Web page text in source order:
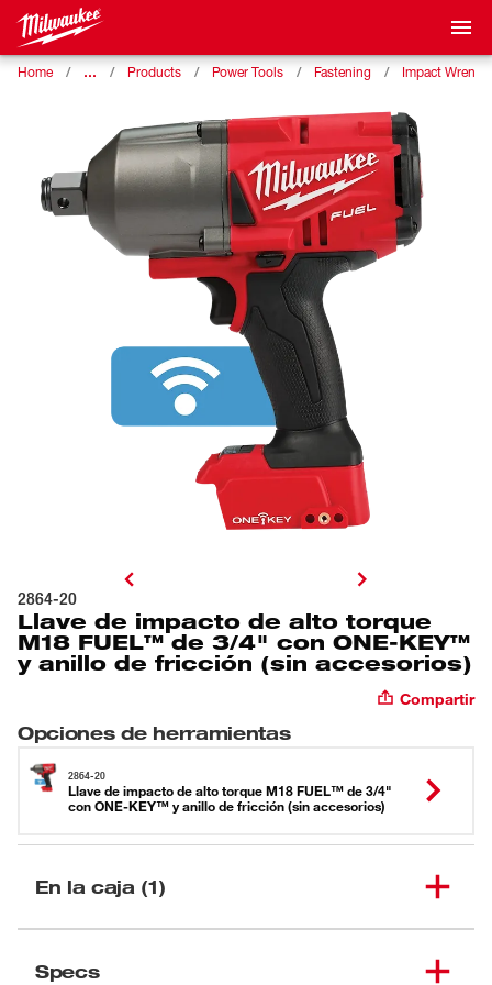
Home … Products Power Tools Fastening Impact
2864-20
Llave de impacto de alto torque
M18 FUEL™ de 3/4" con ONE-KEY™
y anillo de fricción (sin accesorios)
Compartir
Opciones de herramientas
2864-20
Llave de impacto de alto torque M18 FUEL™ de 3/4"
con ONE-KEY™ y anillo de fricción (sin accesorios)
En la caja (1)
Specs